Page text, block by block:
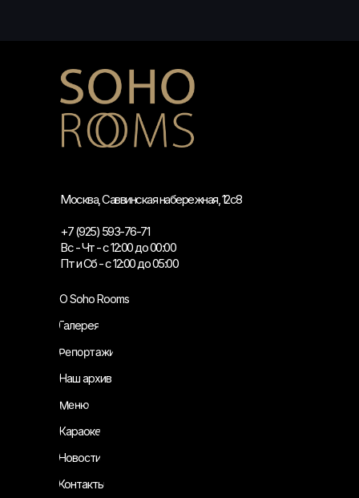
Москва, Саввинская набережная, 12с8
+7 (925) 593-76-71
Вс - Чт - с 12:00 до 00:00
Пт и Сб - с 12:00 до 05:00
О Soho Rooms
Галерея
Репортажи
Наш архив
Меню
Караоке
Новости
Контакты